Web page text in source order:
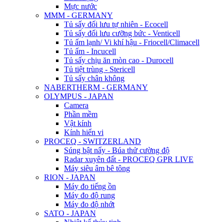
Mực nước
MMM - GERMANY
Tủ sấy đối lưu tự nhiên - Ecocell
Tủ sấy đối lưu cưỡng bức - Venticell
Tủ ấm lạnh/ Vi khí hậu - Friocell/Climacell
Tủ ấm - Incucell
Tủ sấy chịu ăn mòn cao - Durocell
Tủ tiệt trùng - Stericell
Tủ sấy chân không
NABERTHERM - GERMANY
OLYMPUS - JAPAN
Camera
Phần mềm
Vật kính
Kính hiển vi
PROCEQ - SWITZERLAND
Súng bật nẩy - Búa thử cường độ
Radar xuyên đất - PROCEQ GPR LIVE
Máy siêu âm bê tông
RION - JAPAN
Máy đo tiếng ồn
Máy đo độ rung
Máy đo độ nhớt
SATO - JAPAN